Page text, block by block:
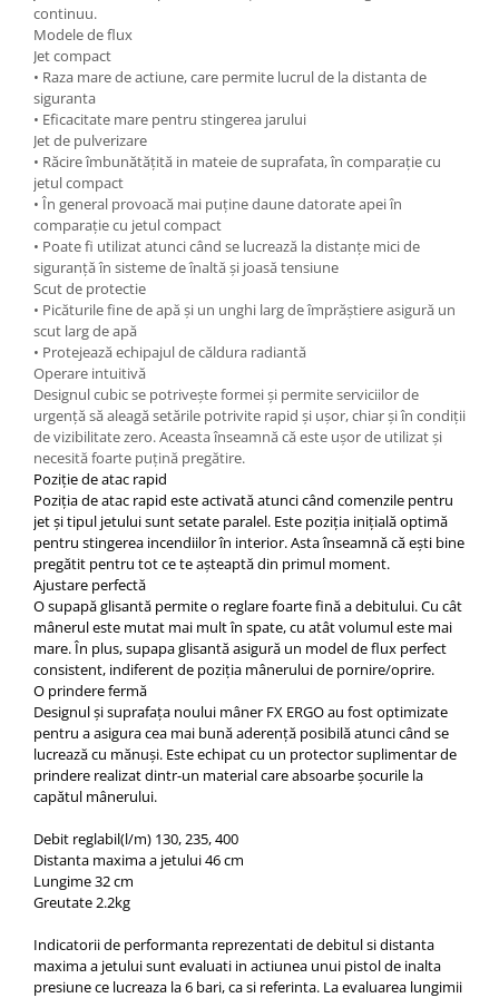
continuu.
Modele de flux
Jet compact
• Raza mare de actiune, care permite lucrul de la distanta de
siguranta
• Eficacitate mare pentru stingerea jarului
Jet de pulverizare
• Răcire îmbunătățită in mateie de suprafata, în comparație cu
jetul compact
• În general provoacă mai puține daune datorate apei în
comparație cu jetul compact
• Poate fi utilizat atunci când se lucrează la distanțe mici de
siguranță în sisteme de înaltă și joasă tensiune
Scut de protectie
• Picăturile fine de apă și un unghi larg de împrăștiere asigură un
scut larg de apă
• Protejează echipajul de căldura radiantă
Operare intuitivă
Designul cubic se potrivește formei și permite serviciilor de
urgență să aleagă setările potrivite rapid și ușor, chiar și în condiții
de vizibilitate zero. Aceasta înseamnă că este ușor de utilizat și
necesită foarte puțină pregătire.
Poziție de atac rapid
Poziția de atac rapid este activată atunci când comenzile pentru
jet și tipul jetului sunt setate paralel. Este poziția inițială optimă
pentru stingerea incendiilor în interior. Asta înseamnă că ești bine
pregătit pentru tot ce te așteaptă din primul moment.
Ajustare perfectă
O supapă glisantă permite o reglare foarte fină a debitului. Cu cât
mânerul este mutat mai mult în spate, cu atât volumul este mai
mare. În plus, supapa glisantă asigură un model de flux perfect
consistent, indiferent de poziția mânerului de pornire/oprire.
O prindere fermă
Designul și suprafața noului mâner FX ERGO au fost optimizate
pentru a asigura cea mai bună aderență posibilă atunci când se
lucrează cu mănuși. Este echipat cu un protector suplimentar de
prindere realizat dintr-un material care absoarbe șocurile la
capătul mânerului.
Debit reglabil(l/m) 130, 235, 400
Distanta maxima a jetului 46 cm
Lungime 32 cm
Greutate 2.2kg
Indicatorii de performanta reprezentati de debitul si distanta
maxima a jetului sunt evaluati in actiunea unui pistol de inalta
presiune ce lucreaza la 6 bari, ca si referinta. La evaluarea lungimii